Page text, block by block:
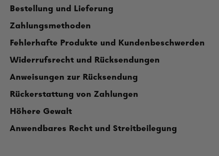
Bestellung und Lieferung
Zahlungsmethoden
Fehlerhafte Produkte und Kundenbeschwerden
Widerrufsrecht und Rücksendungen
Anweisungen zur Rücksendung
Rückerstattung von Zahlungen
Höhere Gewalt
Anwendbares Recht und Streitbeilegung